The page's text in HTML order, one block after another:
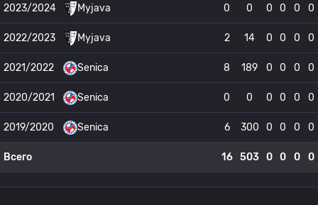
2023/2024 Myjava 0 0 0 0 0 0
2022/2023 Myjava 2 14 0 0 0 0
2021/2022 Senica 8 189 0 0 0 0
2020/2021 Senica 0 0 0 0 0 0
2019/2020 Senica 6 300 0 0 0 0
Всего 16 503 0 0 0 0